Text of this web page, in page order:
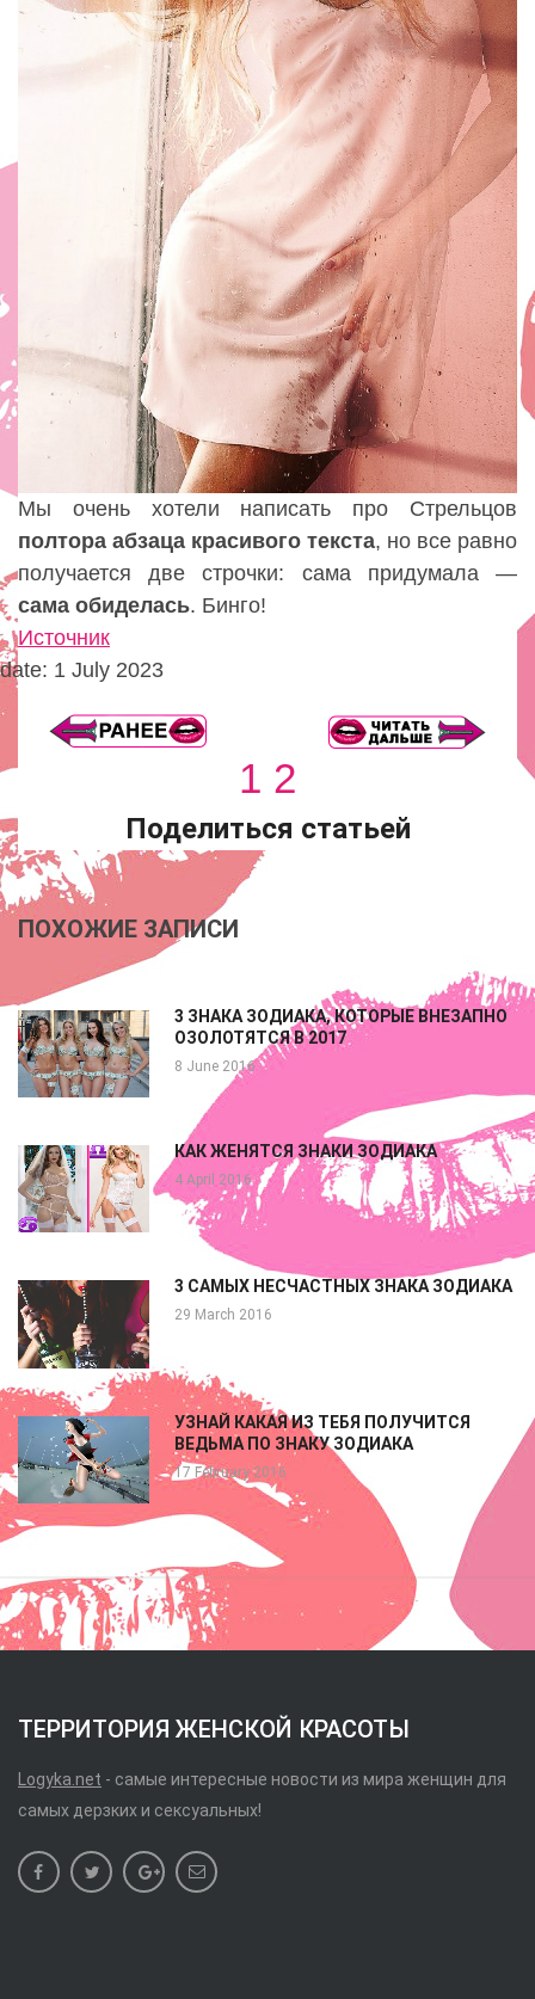
Мы очень хотели написать про Стрельцов
полтора абзаца красивого текста, но все равно
получается две строчки: сама придумала —
сама обиделась. Бинго!
Источник
date: 1 July 2023
1 2
Поделиться статьей
ПОХОЖИЕ ЗАПИСИ
3 ЗНАКА ЗОДИАКА, КОТОРЫЕ ВНЕЗАПНО
ОЗОЛОТЯТСЯ В 2017
8 June 2016
КАК ЖЕНЯТСЯ ЗНАКИ ЗОДИАКА
4 April 2016
3 САМЫХ НЕСЧАСТНЫХ ЗНАКА ЗОДИАКА
29 March 2016
УЗНАЙ КАКАЯ ИЗ ТЕБЯ ПОЛУЧИТСЯ
ВЕДЬМА ПО ЗНАКУ ЗОДИАКА
17 February 2016
ТЕРРИТОРИЯ ЖЕНСКОЙ КРАСОТЫ
Logyka.net - самые интересные новости из мира женщин для
самых дерзких и сексуальных!